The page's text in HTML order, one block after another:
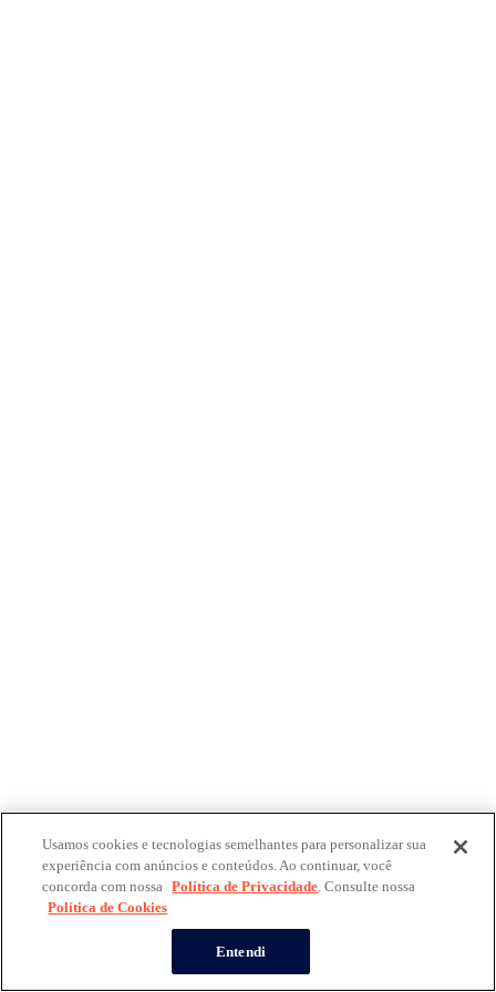
Usamos cookies e tecnologias semelhantes para personalizar sua
experiência com anúncios e conteúdos. Ao continuar, você
concorda com nossa Política de Privacidade. Consulte nossa
Política de Cookies
Entendi